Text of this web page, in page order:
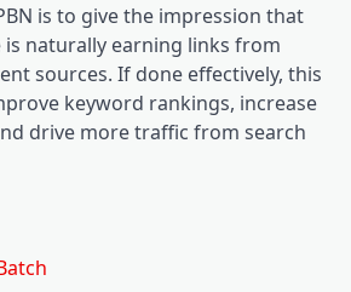
is to give the impression that
naturally earning links from
sources. If done effectively, this
keyword rankings, increase
drive more traffic from search